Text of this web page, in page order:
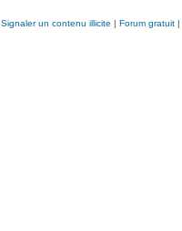
Signaler un contenu illicite | Forum gratuit|